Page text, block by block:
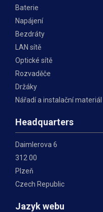
Baterie
Napájení
Bezdráty
LAN sítě
Optické sítě
Rozvaděče
Držáky
Nářadí a instalační materiál
Headquarters
Daimlerova 6
312 00
Plzeň
Czech Republic
Jazyk webu